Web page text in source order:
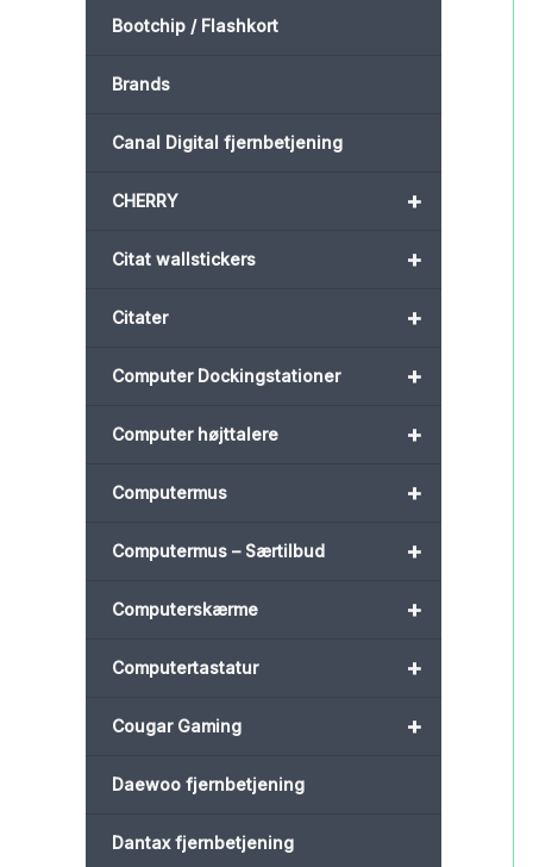
Bootchip / Flashkort
Brands
Canal Digital fjernbetjening
+
CHERRY
+
Citat wallstickers
+
Citater
+
Computer Dockingstationer
+
Computer højttalere
+
Computermus
+
Computermus – Særtilbud
+
Computerskærme
+
Computertastatur
+
Cougar Gaming
Daewoo fjernbetjening
Dantax fjernbetjening